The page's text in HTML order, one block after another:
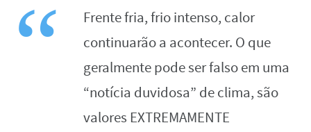
Frente fria, frio intenso, calor
continuarão a acontecer. O que
geralmente pode ser falso em uma
“notícia duvidosa” de clima, são
valores EXTREMAMENTE